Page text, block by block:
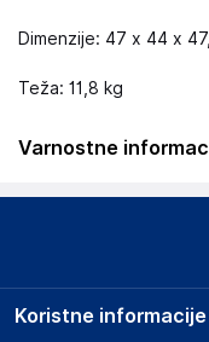
Dimenzije: 47 x 44 x
Teža: 11,8 kg
Varnostne
Podatki o proizvajalcu
Cecotec Innovaciones
Koristne informacije